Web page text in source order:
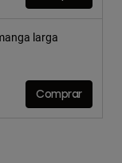
larga
from
Comprar